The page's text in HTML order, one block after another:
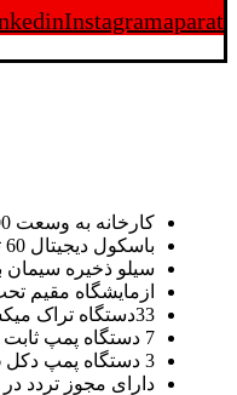
Instagramaparat
کارخانه به وسعت 20000 متر مربع
باسکول دیجیتال 60 تنی استاندارد
سیلو ذخیره سیمان به
ازمایشگاه مقیم
33دستگاه تراک میکسر
7 دستگاه پمپ ثابت
3 دستگاه پمپ دکل 36-42-52 متری
دارای مجوز تردد در